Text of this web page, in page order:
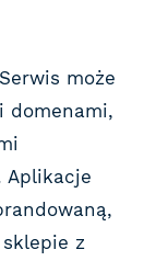
może
domenami,
Aplikacje
z